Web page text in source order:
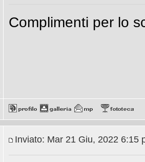
Complimenti per lo
Inviato: Mar 21 Giu, 2022 6:15